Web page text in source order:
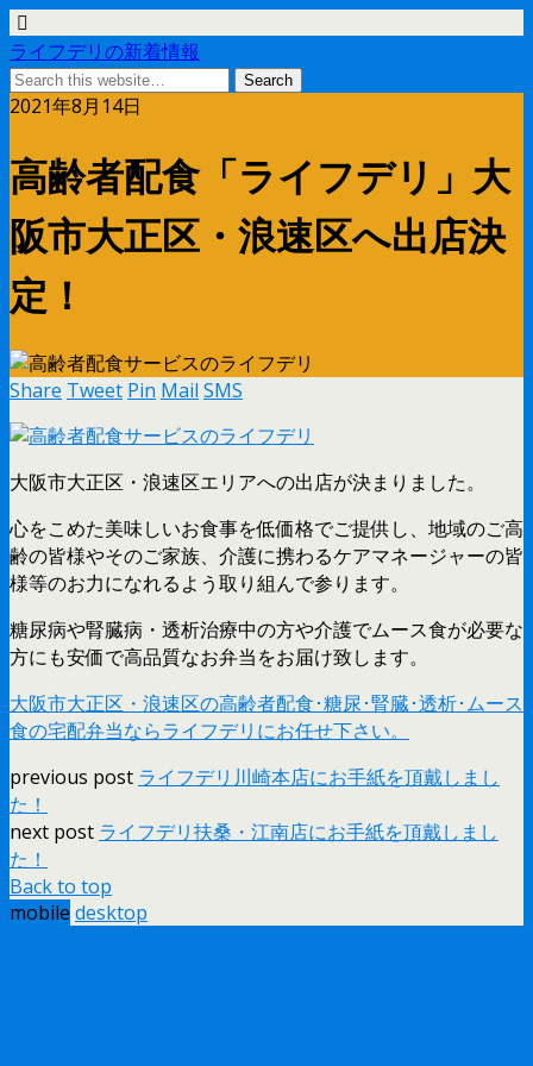
ライフデリの新着情報
2021年8月14日
高齢者配食「ライフデリ」大
阪市大正区・浪速区へ出店決
定！
Share Tweet Pin Mail SMS
大阪市大正区・浪速区エリアへの出店が決まりました。
心をこめた美味しいお食事を低価格でご提供し、地域のご高
齢の皆様やそのご家族、介護に携わるケアマネージャーの皆
様等のお力になれるよう取り組んで参ります。
糖尿病や腎臓病・透析治療中の方や介護でムース食が必要な
方にも安価で高品質なお弁当をお届け致します。
大阪市大正区・浪速区の高齢者配食･糖尿･腎臓･透析･ムース
食の宅配弁当ならライフデリにお任せ下さい。
previous post ライフデリ川崎本店にお手紙を頂戴しまし
た！
next post ライフデリ扶桑・江南店にお手紙を頂戴しまし
た！
Back to top
mobile desktop